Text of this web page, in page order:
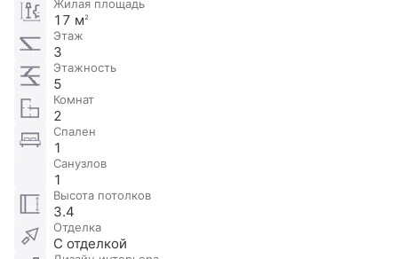
Жилая площадь
17 м2
Этаж
3
Этажность
5
Комнат
2
Спален
1
Санузлов
1
Высота потолков
3.4
Отделка
С отделкой